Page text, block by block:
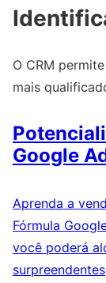
O CRM
mais
Google
Aprenda a
Fórmula
você poderá